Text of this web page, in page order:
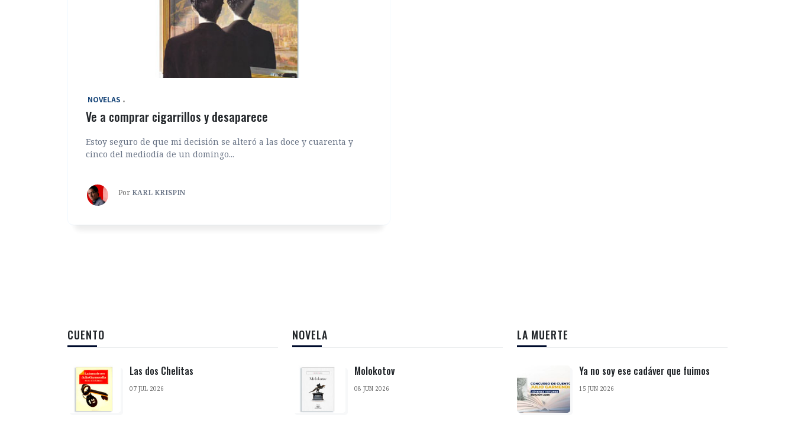
‎ NOVELAS
Ve a comprar cigarrillos y desaparece
Estoy seguro de que mi decisión se alteró a las doce y cuarenta y
cinco del mediodía de un domingo...
Por KARL KRISPIN
CUENTO
Las dos Chelitas
07 JUL 2026
NOVELA
Molokotov
08 JUN 2026
LA MUERTE
Ya no soy ese cadáver que fuimos
15 JUN 2026